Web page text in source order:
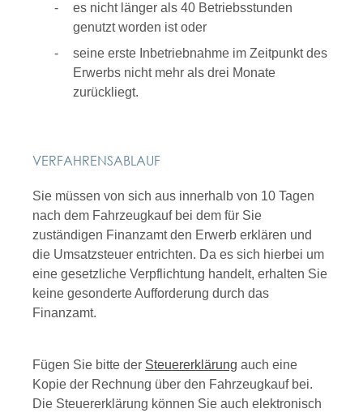
es nicht länger als 40 Betriebsstunden
genutzt worden ist oder
seine erste Inbetriebnahme im Zeitpunkt des
Erwerbs nicht mehr als drei Monate
zurückliegt.
VERFAHRENSABLAUF
Sie müssen von sich aus innerhalb von 10 Tagen
nach dem Fahrzeugkauf bei dem für Sie
zuständigen Finanzamt den Erwerb erklären und
die Umsatzsteuer entrichten. Da es sich hierbei um
eine gesetzliche Verpflichtung handelt, erhalten Sie
keine gesonderte Aufforderung durch das
Finanzamt.
Fügen Sie bitte der Steuererklärung auch eine
Kopie der Rechnung über den Fahrzeugkauf bei.
Die Steuererklärung können Sie auch elektronisch